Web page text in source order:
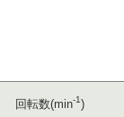
回転数(min-1)